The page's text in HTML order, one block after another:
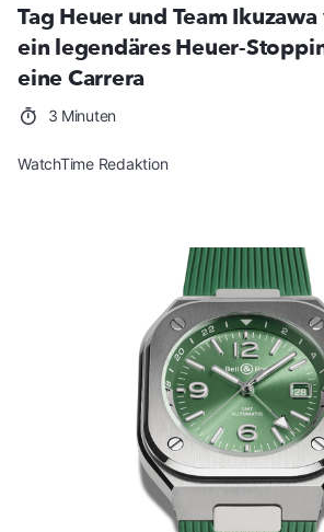
Tag Heuer und Team
ein legendäres Heuer-
eine Carrera
3 Minuten
WatchTime Redaktion